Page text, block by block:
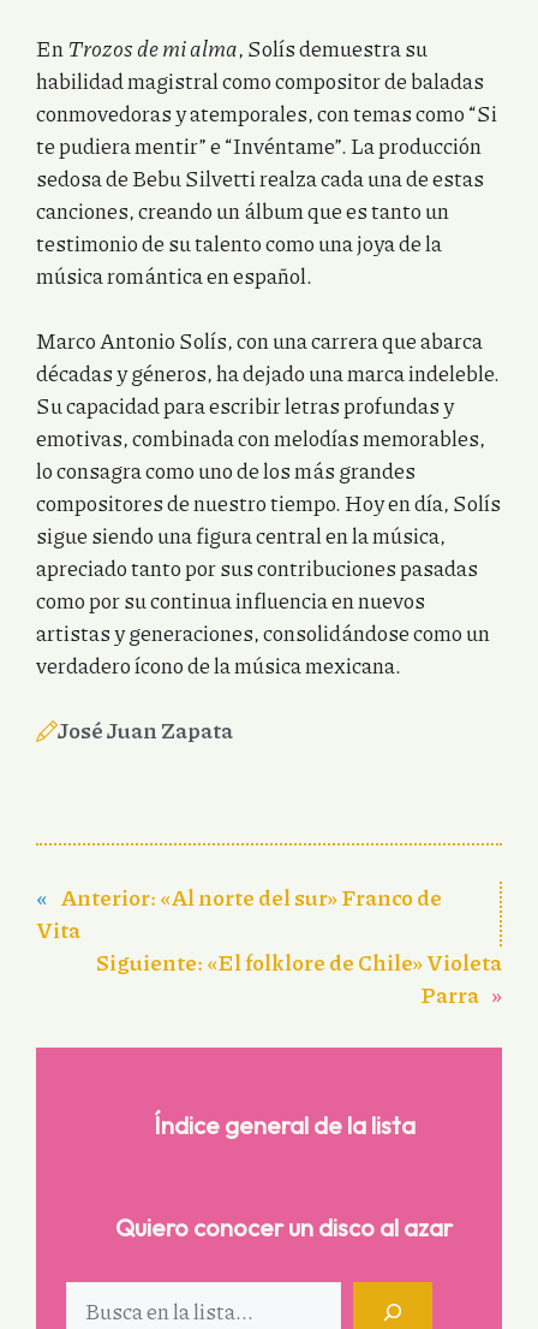
EnTrozos de mi alma, Solís demuestra su
habilidad magistral como compositor de baladas
conmovedoras y atemporales, con temas como “Si
te pudiera mentir” e “Invéntame”. La producción
sedosa de Bebu Silvetti realza cada una de estas
canciones, creando un álbum que es tanto un
testimonio de su talento como una joya de la
música romántica en español.
Marco Antonio Solís, con una carrera que abarca
décadas y géneros, ha dejado una marca indeleble.
Su capacidad para escribir letras profundas y
emotivas, combinada con melodías memorables,
lo consagra como uno de los más grandes
compositores de nuestro tiempo. Hoy en día, Solís
sigue siendo una figura central en la música,
apreciado tanto por sus contribuciones pasadas
como por su continua influencia en nuevos
artistas y generaciones, consolidándose como un
verdadero ícono de la música mexicana.
José Juan Zapata
« Anterior:«Al norte del sur» Franco de
Vita
Siguiente:«El folklore de Chile» Violeta
Parra »
Índice general de la lista
Quiero conocer un disco al azar